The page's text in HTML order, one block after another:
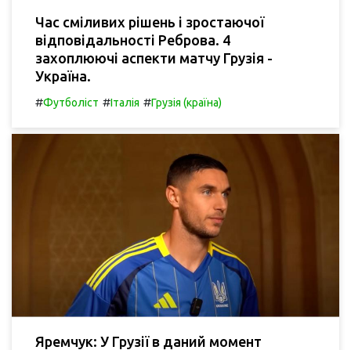
Час сміливих рішень і зростаючої
відповідальності Реброва. 4
захоплюючі аспекти матчу Грузія -
Україна.
#Футболіст #Італія #Грузія (країна)
Яремчук: У Грузії в даний момент